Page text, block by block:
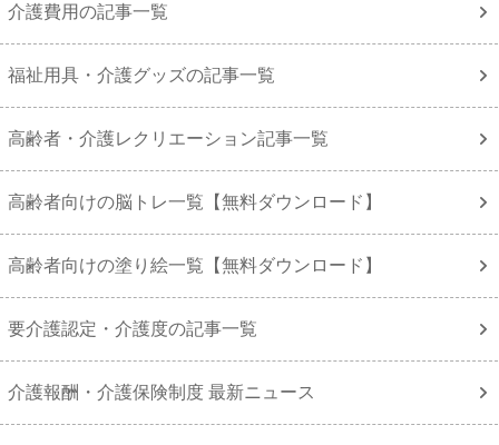
介護費用の記事一覧
福祉用具・介護グッズの記事一覧
高齢者・介護レクリエーション記事一覧
高齢者向けの脳トレ一覧【無料ダウンロード】
高齢者向けの塗り絵一覧【無料ダウンロード】
要介護認定・介護度の記事一覧
介護報酬・介護保険制度 最新ニュース